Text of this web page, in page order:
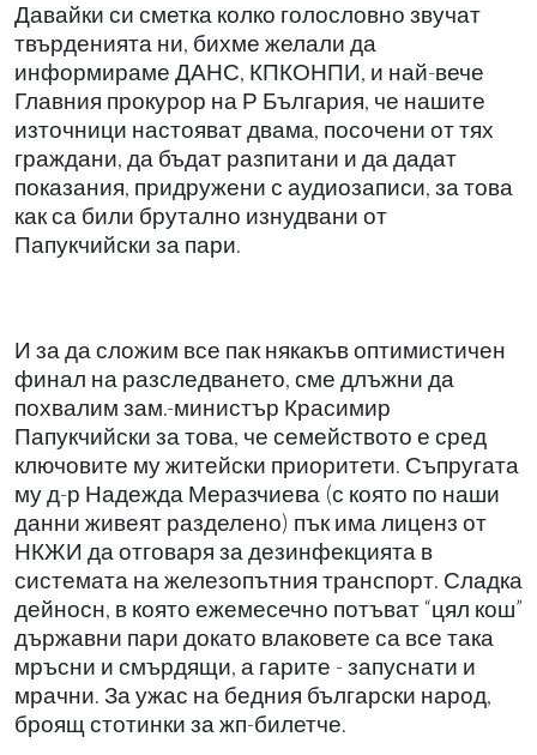
Давайки си сметка колко голословно звучат
твърденията ни, бихме желали да
информираме ДАНС, КПКОНПИ, и най-вече
Главния прокурор на Р България, че нашите
източници настояват двама, посочени от тях
граждани, да бъдат разпитани и да дадат
показания, придружени с аудиозаписи, за това
как са били брутално изнудвани от
Папукчийски за пари.
И за да сложим все пак някакъв оптимистичен
финал на разследването, сме длъжни да
похвалим зам.-министър Красимир
Папукчийски за това, че семейството е сред
ключовите му житейски приоритети. Съпругата
му д-р Надежда Меразчиева (с която по наши
данни живеят разделено) пък има лиценз от
НКЖИ да отговаря за дезинфекцията в
системата на железопътния транспорт. Сладка
дейносн, в която ежемесечно потъват “цял кош”
държавни пари докато влаковете са все така
мръсни и смърдящи, а гарите - запуснати и
мрачни. За ужас на бедния български народ,
броящ стотинки за жп-билетче.